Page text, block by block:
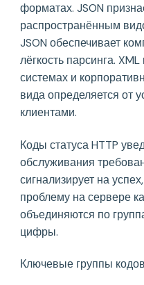
форматах. JSON
распространённым
JSON обеспечивает
лёгкость парсинга.
системах и
вида определяется от
клиентами.
Коды статуса HTTP
обслуживания
сигнализирует на
проблему на сервере
объединяются по
цифры.
Ключевые группы кодов